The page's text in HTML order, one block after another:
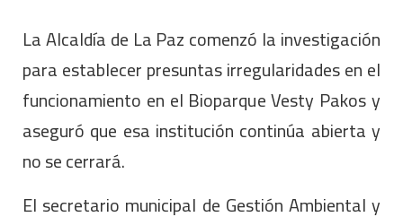
La Alcaldía de La Paz comenzó la investigación
para establecer presuntas irregularidades en el
funcionamiento en el Bioparque Vesty Pakos y
aseguró que esa institución continúa abierta y
no se cerrará.
El secretario municipal de Gestión Ambiental y